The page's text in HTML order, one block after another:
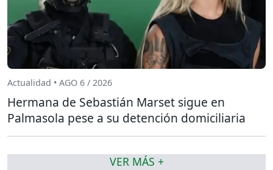
Actualidad • AGO 6 / 2026
Hermana de Sebastián Marset sigue en
Palmasola pese a su detención domiciliaria
VER MÁS +